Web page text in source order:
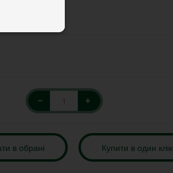
– +
в обрані Купити в один клік